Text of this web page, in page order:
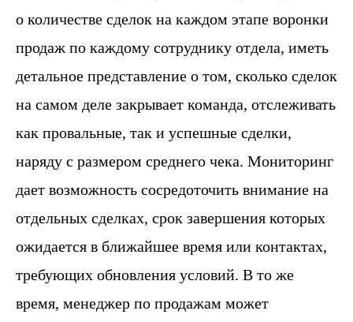
о количестве сделок на каждом этапе воронки
продаж по каждому сотруднику отдела, иметь
детальное представление о том, сколько сделок
на самом деле закрывает команда, отслеживать
как провальные, так и успешные сделки,
наряду с размером среднего чека. Мониторинг
дает возможность сосредоточить внимание на
отдельных сделках, срок завершения которых
ожидается в ближайшее время или контактах,
требующих обновления условий. В то же
время, менеджер по продажам может